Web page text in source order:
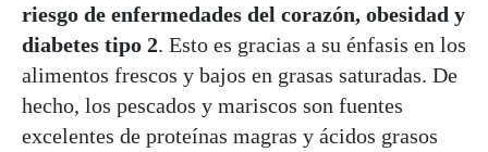
riesgo de enfermedades del corazón, obesidad y
diabetes tipo 2. Esto es gracias a su énfasis en los
alimentos frescos y bajos en grasas saturadas. De
hecho, los pescados y mariscos son fuentes
excelentes de proteínas magras y ácidos grasos